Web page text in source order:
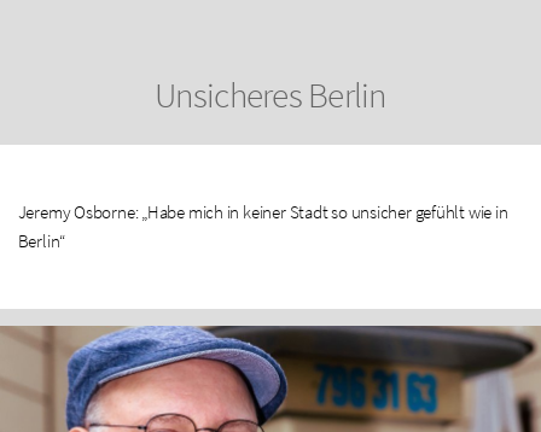
Unsicheres Berlin
Jeremy Osborne: „Habe mich in keiner Stadt so unsicher gefühlt wie in
Berlin“